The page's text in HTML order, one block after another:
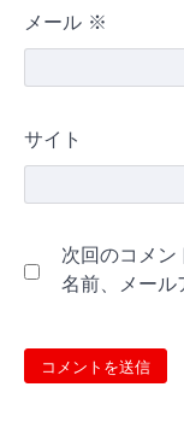
メール ※
サイト
次回のコメ
名前、メール